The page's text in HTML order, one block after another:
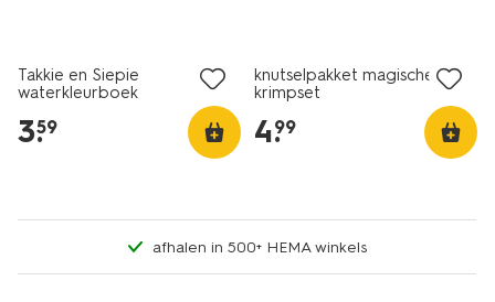
Takkie en Siepie
waterkleurboek
3.
59
knutselpakket magische
krimpset
4.
99
afhalen in 500+ HEMA winkels